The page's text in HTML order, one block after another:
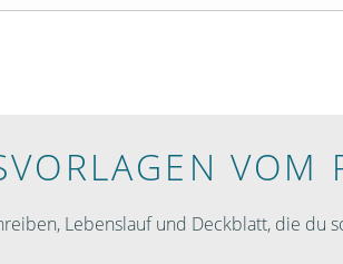
VOM
Lebenslauf und Deckblatt, die du